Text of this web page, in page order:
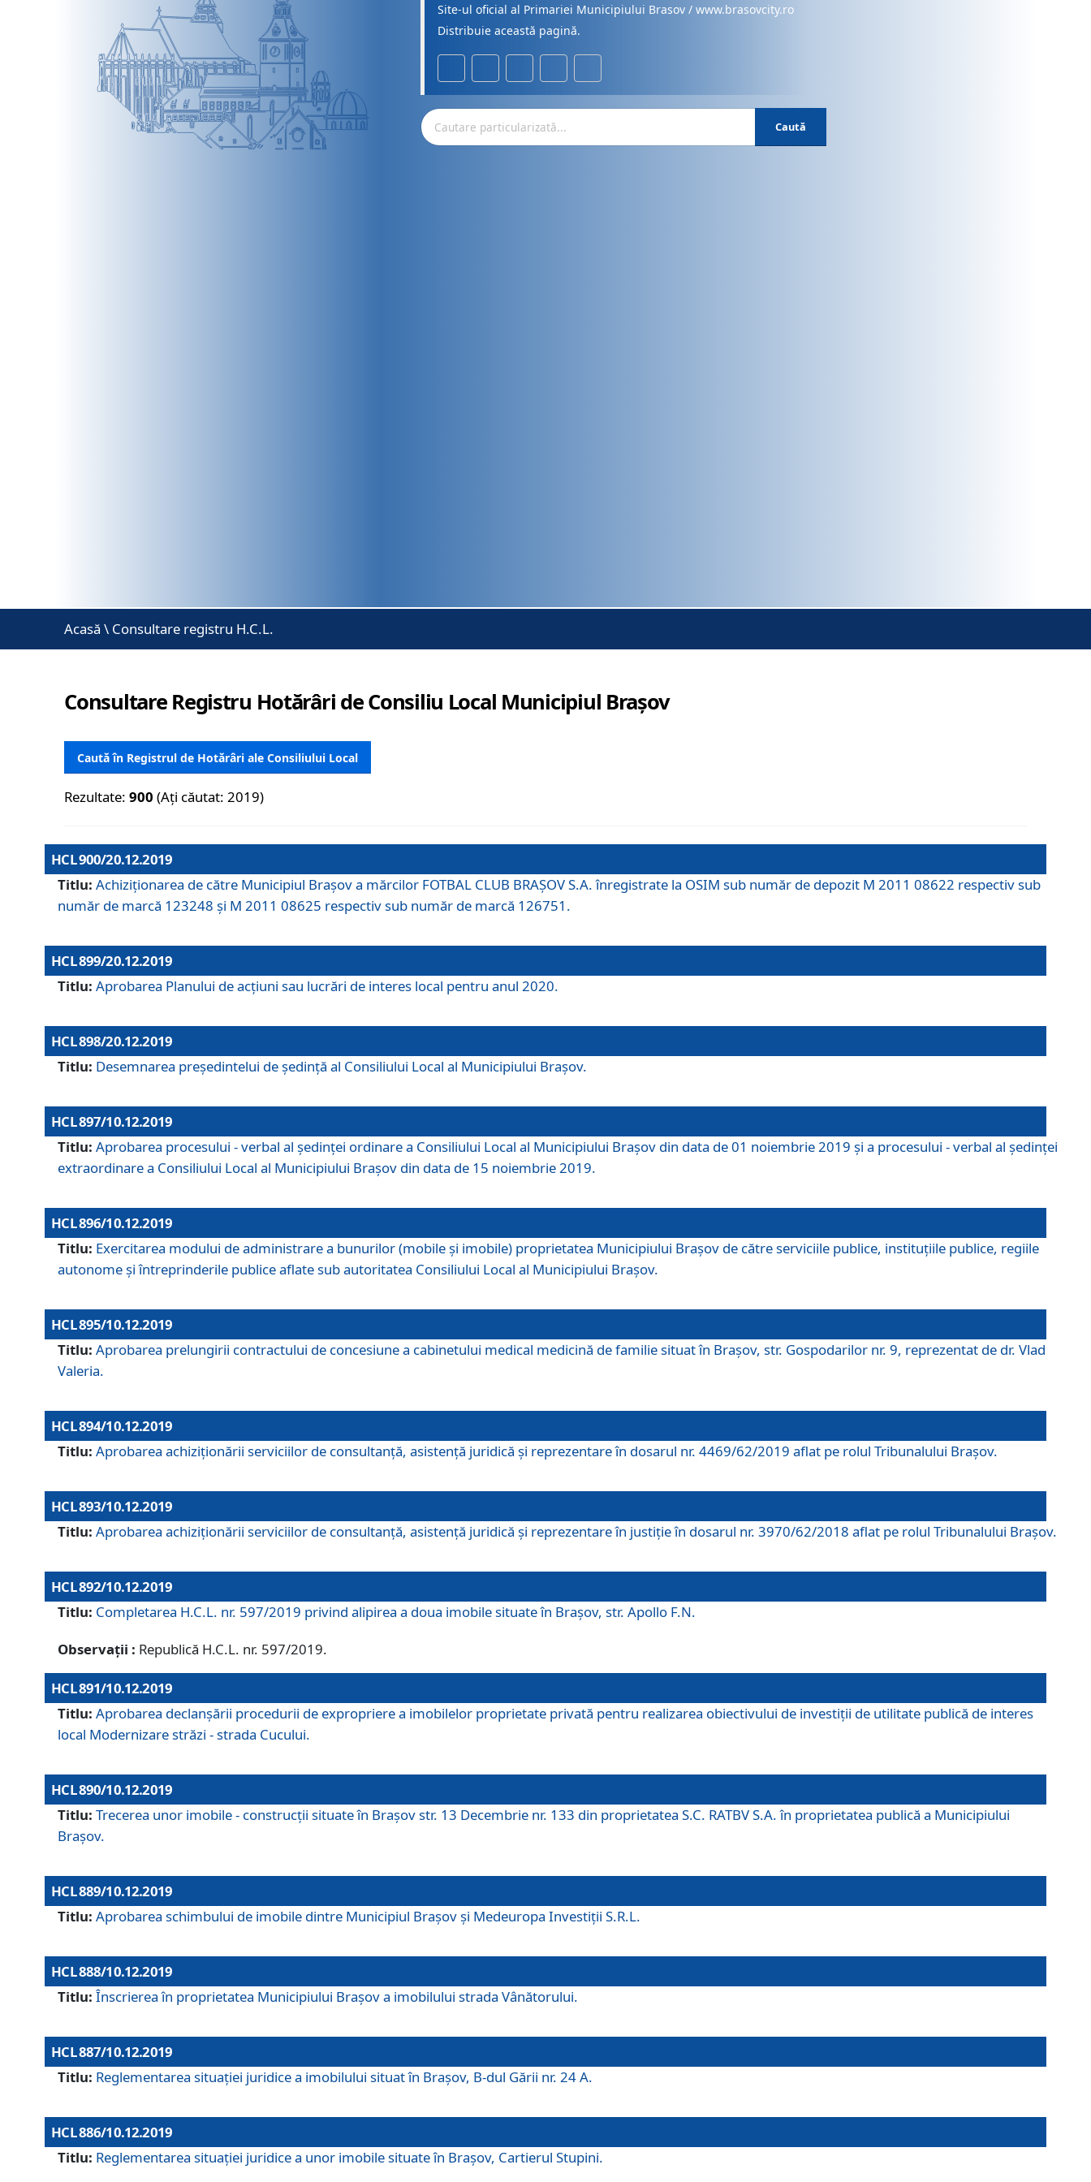
Site-ul oficial al Primariei Municipiului Brasov / www.brasovcity.ro
Distribuie această pagină.
Caută
Acasă \ Consultare registru H.C.L.
Consultare Registru Hotărâri de Consiliu Local Municipiul Brașov
Caută în Registrul de Hotărâri ale Consiliului Local
Rezultate:900 (Ați căutat: 2019)
HCL 900/20.12.2019
Titlu: Achiziționarea de către Municipiul Brașov a mărcilor FOTBAL CLUB BRAȘOV S.A. înregistrate la OSIM sub număr de depozit M 2011 08622 respectiv sub
număr de marcă 123248 și M 2011 08625 respectiv sub număr de marcă 126751.
HCL 899/20.12.2019
Titlu: Aprobarea Planului de acţiuni sau lucrări de interes local pentru anul 2020.
HCL 898/20.12.2019
Titlu: Desemnarea preşedintelui de şedinţă al Consiliului Local al Municipiului Braşov.
HCL 897/10.12.2019
Titlu: Aprobarea procesului - verbal al şedinţei ordinare a Consiliului Local al Municipiului Brașov din data de 01 noiembrie 2019 și a procesului - verbal al ședinței
extraordinare a Consiliului Local al Municipiului Brașov din data de 15 noiembrie 2019.
HCL 896/10.12.2019
Titlu: Exercitarea modului de administrare a bunurilor (mobile și imobile) proprietatea Municipiului Brașov de către serviciile publice, instituțiile publice, regiile
autonome și întreprinderile publice aflate sub autoritatea Consiliului Local al Municipiului Brașov.
HCL 895/10.12.2019
Titlu: Aprobarea prelungirii contractului de concesiune a cabinetului medical medicină de familie situat în Braşov, str. Gospodarilor nr. 9, reprezentat de dr. Vlad
Valeria.
HCL 894/10.12.2019
Titlu: Aprobarea achiziţionării serviciilor de consultanţă, asistenţă juridică şi reprezentare în dosarul nr. 4469/62/2019 aflat pe rolul Tribunalului Braşov.
HCL 893/10.12.2019
Titlu: Aprobarea achiziţionării serviciilor de consultanţă, asistenţă juridică şi reprezentare în justiţie în dosarul nr. 3970/62/2018 aflat pe rolul Tribunalului Braşov.
HCL 892/10.12.2019
Titlu: Completarea H.C.L. nr. 597/2019 privind alipirea a doua imobile situate în Brașov, str. Apollo F.N.
Observații : Republică H.C.L. nr. 597/2019.
HCL 891/10.12.2019
Titlu: Aprobarea declanșării procedurii de expropriere a imobilelor proprietate privată pentru realizarea obiectivului de investiții de utilitate publică de interes
local Modernizare străzi - strada Cucului.
HCL 890/10.12.2019
Titlu: Trecerea unor imobile - construcții situate în Brașov str. 13 Decembrie nr. 133 din proprietatea S.C. RATBV S.A. în proprietatea publică a Municipiului
Brașov.
HCL 889/10.12.2019
Titlu: Aprobarea schimbului de imobile dintre Municipiul Brașov și Medeuropa Investiții S.R.L.
HCL 888/10.12.2019
Titlu: Înscrierea în proprietatea Municipiului Braşov a imobilului strada Vânătorului.
HCL 887/10.12.2019
Titlu: Reglementarea situației juridice a imobilului situat în Brașov, B-dul Gării nr. 24 A.
HCL 886/10.12.2019
Titlu: Reglementarea situaţiei juridice a unor imobile situate în Braşov, Cartierul Stupini.